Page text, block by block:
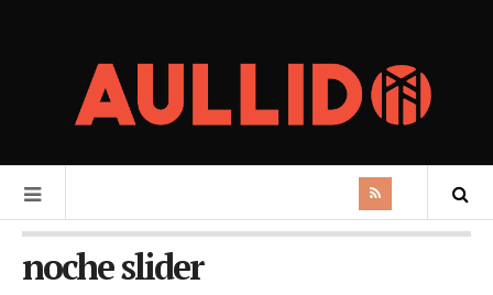
noche slider